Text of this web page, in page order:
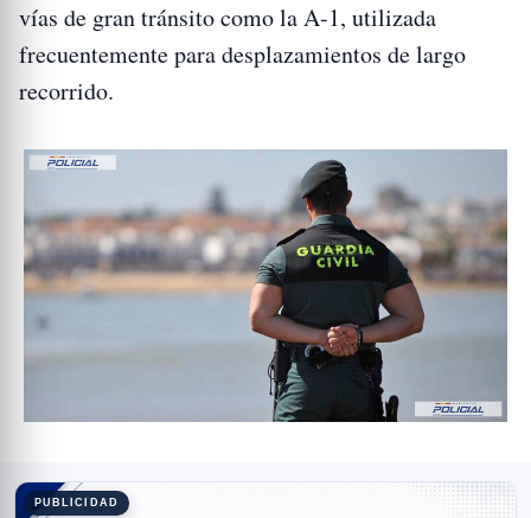
vías de gran tránsito como la A-1, utilizada
frecuentemente para desplazamientos de largo
recorrido.
PUBLICIDAD